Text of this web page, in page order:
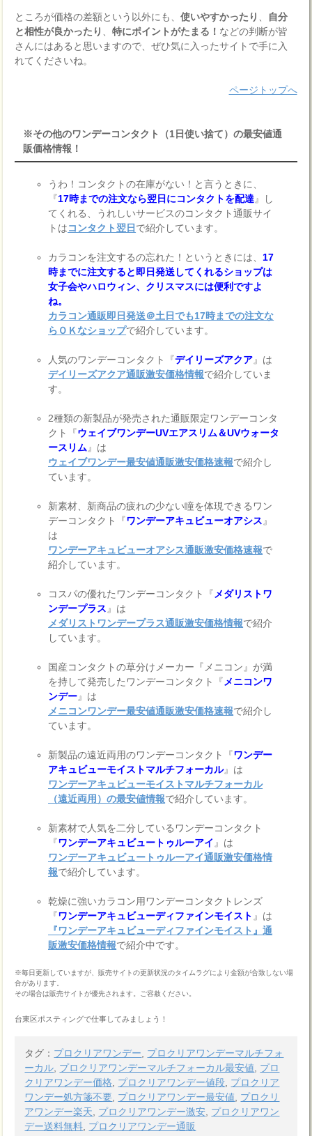
ところが価格の差額という以外にも、使いやすかったり
自分
と相性が良かったり
、特にポイントがたまる！ などの判断が皆
さんにはあると思いますので、ぜひ気に入ったサイトで手に入
れてくださいね。
ページトップへ
※その他のワンデーコンタクト（1日使い捨て）の最安値通
販価格情報！
うわ！コンタクトの在庫がない！と言うときに、
『17時までの注文なら翌日にコンタクトを配達』し
てくれる、うれしいサービスのコンタクト通販サイ
トはコンタクト翌日 で紹介しています。
カラコンを注文するの忘れた！というときには、 17
時までに注文すると即日発送してくれるショップは
女子会やハロウィン、クリスマスには便利ですよ
ね。
カラコン通販即日発送＠土日でも17時までの注文な
らＯＫなショップで紹介しています。
人気のワンデーコンタクト『デイリーズアクア』は
デイリーズアクア通販激安価格情報で紹介していま
す。
2種類の新製品が発売された通販限定ワンデーコンタ
クト『ウェイブワンデーUVエアスリム＆UVウォータ
ースリム 』は
ウェイブワンデー最安値通販激安価格速報で紹介し
ています。
新素材、新商品の疲れの少ない瞳を体現できるワン
デーコンタクト『ワンデーアキュビューオアシス 』
は
ワンデーアキュビューオアシス通販激安価格速報で
紹介しています。
コスパの優れたワンデーコンタクト『 メダリストワ
ンデープラス 』は
メダリストワンデープラス通販激安価格情報で紹介
しています。
国産コンタクトの草分けメーカー『メニコン』が満
を持して発売したワンデーコンタクト『 メニコンワ
ンデー』は
メニコンワンデー最安値通販激安価格速報で紹介し
ています。
新製品の遠近両用のワンデーコンタクト『ワンデー
アキュビューモイストマルチフォーカル』は
ワンデーアキュビューモイストマルチフォーカル
（遠近両用）の最安値情報で紹介しています。
新素材で人気を二分しているワンデーコンタクト
『ワンデーアキュビュートゥルーアイ 』は
ワンデーアキュビュートゥルーアイ通販激安価格情
報で紹介しています。
乾燥に強いカラコン用ワンデーコンタクトレンズ
『ワンデーアキュビューディファインモイスト 』は
『ワンデーアキュビューディファインモイスト』通
販激安価格情報で紹介中です。
※毎日更新していますが、販売サイトの更新状況のタイムラグにより金額が合致しない場
合があります。
その場合は販売サイトが優先されます。ご容赦ください。
台東区ポスティングで仕事してみましょう！
タグ： プロクリアワンデー
プロクリアワンデーマルチフォ
ーカル プロクリアワンデーマルチフォーカル最安値
プロ
クリアワンデー価格
プロクリアワンデー値段 プロクリア
ワンデー処方箋不要 プロクリアワンデー最安値
プロクリ
アワンデー楽天
プロクリアワンデー激安 プロクリアワン
デー送料無料 プロクリアワンデー通販